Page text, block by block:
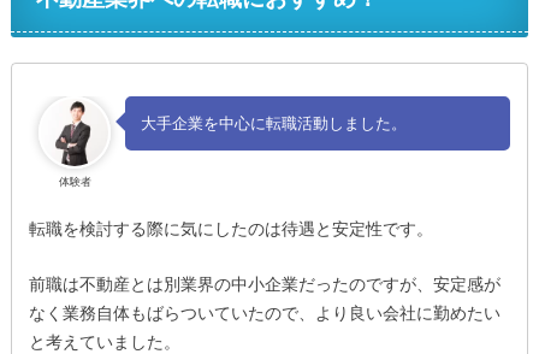
体験者
大手企業を中心に転職活動しました。
転職を検討する際に気にしたのは待遇と安定性です。
前職は不動産とは別業界の中小企業だったのですが、安定感が
なく業務自体もばらついていたので、より良い会社に勤めたい
と考えていました。